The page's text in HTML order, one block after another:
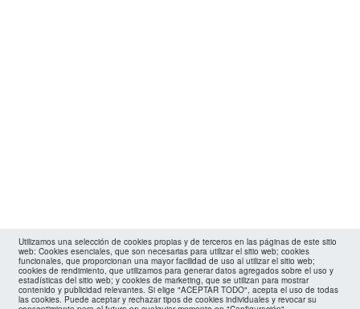
Utilizamos una selección de cookies propias y de terceros en las páginas de este sitio
web: Cookies esenciales, que son necesarias para utilizar el sitio web; cookies
funcionales, que proporcionan una mayor facilidad de uso al utilizar el sitio web;
cookies de rendimiento, que utilizamos para generar datos agregados sobre el uso y
estadísticas del sitio web; y cookies de marketing, que se utilizan para mostrar
contenido y publicidad relevantes. Si elige "ACEPTAR TODO", acepta el uso de todas
las cookies. Puede aceptar y rechazar tipos de cookies individuales y revocar su